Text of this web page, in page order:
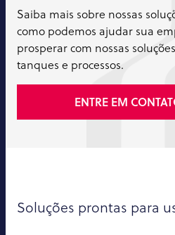
Saiba mais sobre nossas
como podemos ajudar sua
prosperar com nossas
tanques e processos.
ENTRE EM
Soluções prontas para